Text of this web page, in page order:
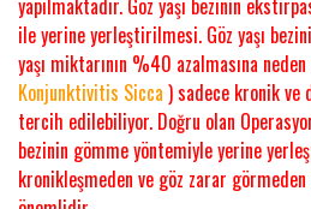
ile yerine yerleştirilmesi. Göz yaşı
yaşı miktarının %40 azalmasına
Konjunktivitis Sicca ) sadece kronik
tercih edilebiliyor. Doğru olan
bezinin gömme yöntemiyle yerine
kronikleşmeden ve göz zarar görmeden